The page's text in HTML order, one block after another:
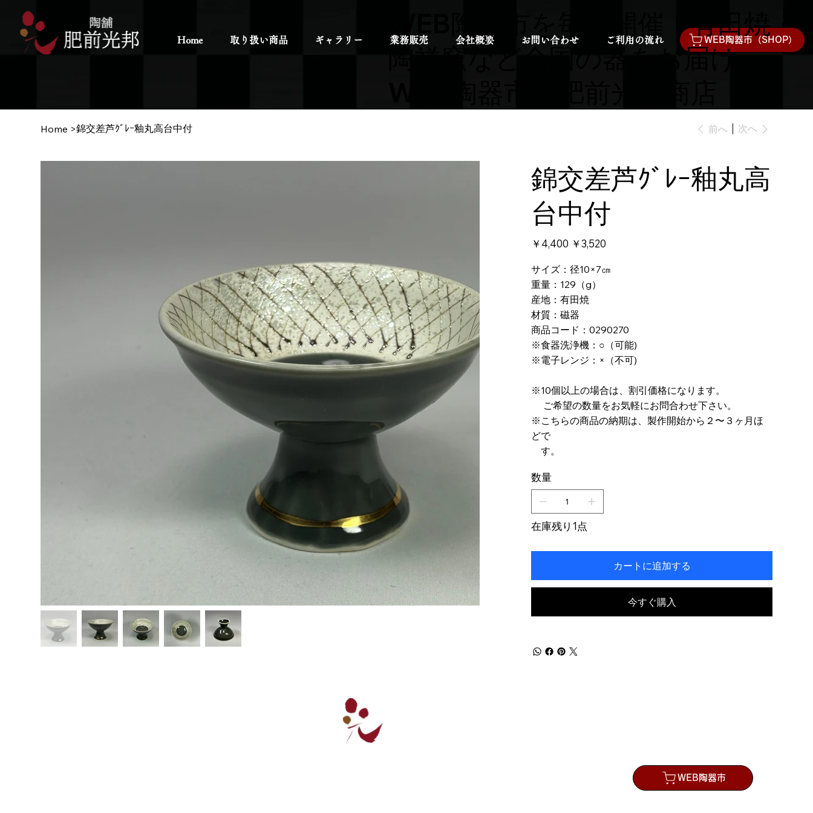
Home 取り扱い商品 ギャラリー 業務販売 会社概要 お問い合わせ ご利用の流れ WEB陶器市（SHOP）
WEB陶器市を毎日開催！有田焼・
陶祥窯など全国の器をお届け。
Home >錦交差芦ｸﾞﾚｰ釉丸高台中付 前へ 次へ
錦交差芦ｸﾞﾚｰ釉丸高
台中付
元
の
格
￥4,400
セ
ー
価
格
￥3,520
サイズ：径10×7㎝
重量：129（g）
産地：有田焼
材質：磁器
商品コード：0290270
※食器洗浄機：○（可能)
※電子レンジ：×（不可)
※10個以上の場合は、割引価格になります。
ご希望の数量をお気軽にお問合わせ下さい。
※こちらの商品の納期は、製作開始から２〜３ヶ月ほ
どで
す。
数量
在庫残り1点
カートに追加する
今すぐ購入
WEB陶器市